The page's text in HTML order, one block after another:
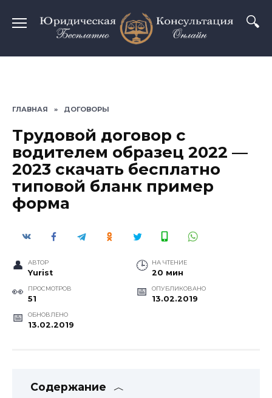
содержанию
ГЛАВНАЯ » ДОГОВОРЫ
Трудовой договор с
водителем образец 2022 —
2023 скачать бесплатно
типовой бланк пример
форма
АВТОР
Yurist
НА ЧТЕНИЕ
20 мин
ПРОСМОТРОВ
51
ОПУБЛИКОВАНО
13.02.2019
ОБНОВЛЕНО
13.02.2019
Содержание